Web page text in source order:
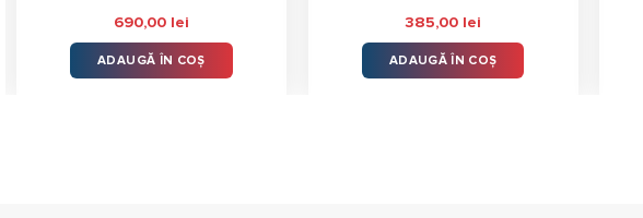
Evaluat la
stele
din 5
690,00 lei
ADAUGĂ ÎN COȘ
Evaluat la
stele
din 5
385,00 lei
ADAUGĂ ÎN COȘ